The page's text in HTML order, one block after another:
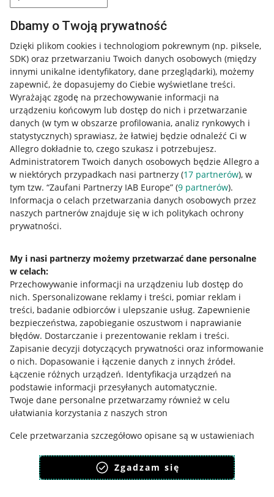
Dbamy o Twoją prywatność
Dzięki plikom cookies i technologiom pokrewnym (np. piksele,
SDK) oraz przetwarzaniu Twoich danych osobowych (między
innymi unikalne identyfikatory, dane przeglądarki), możemy
zapewnić, że dopasujemy do Ciebie wyświetlane treści.
Wyrażając zgodę na przechowywanie informacji na
urządzeniu końcowym lub dostęp do nich i przetwarzanie
danych (w tym w obszarze profilowania, analiz rynkowych i
statystycznych) sprawiasz, że łatwiej będzie odnaleźć Ci w
Allegro dokładnie to, czego szukasz i potrzebujesz.
Administratorem Twoich danych osobowych będzie Allegro a
w niektórych przypadkach nasi partnerzy (17 partnerów), w
tym tzw. “Zaufani Partnerzy IAB Europe” (9 partnerów).
Informacja o celach przetwarzania danych osobowych przez
naszych partnerów znajduje się w ich politykach ochrony
prywatności.
My i nasi partnerzy możemy przetwarzać dane personalne
w celach:
Przechowywanie informacji na urządzeniu lub dostęp do
nich. Spersonalizowane reklamy i treści, pomiar reklam i
treści, badanie odbiorców i ulepszanie usług. Zapewnienie
bezpieczeństwa, zapobieganie oszustwom i naprawianie
błędów. Dostarczanie i prezentowanie reklam i treści.
Zapisanie decyzji dotyczących prywatności oraz informowanie
o nich. Dopasowanie i łączenie danych z innych źródeł.
Łączenie różnych urządzeń. Identyfikacja urządzeń na
podstawie informacji przesyłanych automatycznie.
Twoje dane personalne przetwarzamy również w celu
ułatwiania korzystania z naszych stron
Cele przetwarzania szczegółowo opisane są w ustawieniach
plików cookies.
Zgodę wyrażasz dobrowolnie i jest ważna 12 miesięcy.
Zgadzam się
Przydatne informacje
Jak to działa
Napisz do nas
Allegro Gadane dla sprzedających
Allegro Gadane dla kupujących
Mapa miejscowości
Informacje prawne
Polityka plików "cookies"
Ustawienia plików "cookies"
Udostępnianie lokalizacji
Informacje dla Aktu o Usługach Cyfrowych
Pobierz aplikację